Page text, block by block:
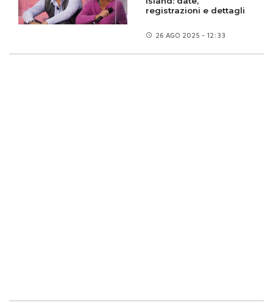
registrazioni e dettagli
26 AGO 2025 - 12:33